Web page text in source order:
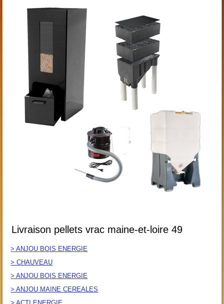
Livraison pellets vrac maine-et-loire 49
> ANJOU BOIS ENERGIE
> CHAUVEAU
> ANJOU BOIS ENERGIE
> ANJOU MAINE CEREALES